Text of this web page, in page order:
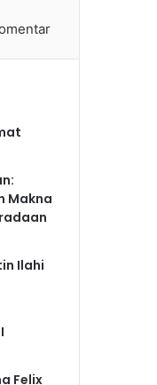
Makna
Ilahi
Felix